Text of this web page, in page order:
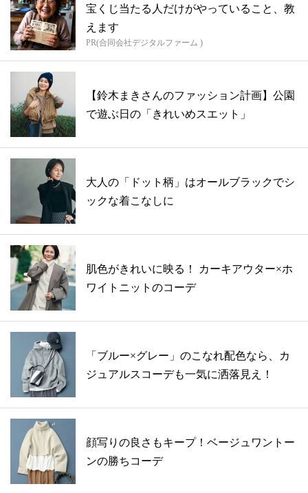
宝くじ当たる人だけがやっていること、教
えます
PR(合同会社デジタルファーム )
【鈴木まきさんのファッション計画】公園
で遊ぶ日の「きれいめスエット」
大人の「ドット柄」はオールブラックでシ
ックな着こなしに
肌色がきれいに映る！ カーキアウター×ホ
ワイトニットのコーデ
「ブルー×グレー」のこなれ配色なら、カ
ジュアルスコーデも一気に洒落見え！
顔写りの良さもキープ！ベージュワントー
ンの勝ちコーデ